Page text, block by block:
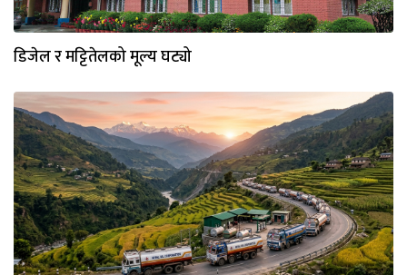
डिजेल र मट्टितेलको मूल्य घट्यो